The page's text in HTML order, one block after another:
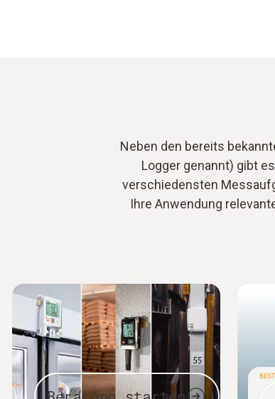
Neben den bereits
Logger genannt) gibt
verschiedensten
Ihre Anwendung